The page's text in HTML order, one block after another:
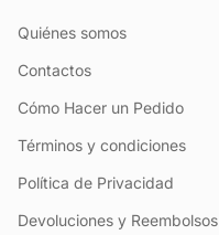
Quiénes somos
Contactos
Cómo Hacer un Pedido
Términos y condiciones
Política de Privacidad
Devoluciones y Reembolsos